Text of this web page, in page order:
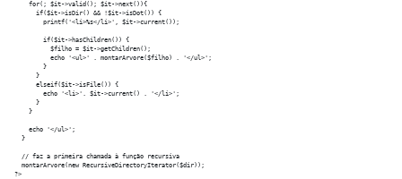
    for(; $it->valid(); $it->next()){
      if($it->isDir() && !$it->isDot()) {
        printf('<li>%s</li>', $it->current());
        if($it->hasChildren()) {
          $filho = $it->getChildren();
          echo '<ul>' . montarArvore($filho) . '</ul>';
        }
      }
      elseif($it->isFile()) {
        echo '<li>'. $it->current() . '</li>';
      }
    }
    echo '</ul>';
  }
  // faz a primeira chamada à função recursiva
  montarArvore(new RecursiveDirectoryIterator($dir));
?>